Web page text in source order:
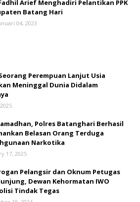
Arief Menghadiri Pelantikan PPK
Batang Hari
04, 2023
Perempuan Lanjut Usia
Meninggal Dunia Didalam
Polres Batanghari Berhasil
Belasan Orang Terduga
Narkotika
17, 2025
Pelangsir dan Oknum Petugas
Dewan Kehormatan IWO
Tindak Tegas